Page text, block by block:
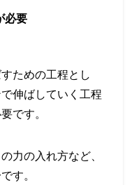
必要
ための工程とし
伸ばしていく工程
です。
力の入れ方など、
す。